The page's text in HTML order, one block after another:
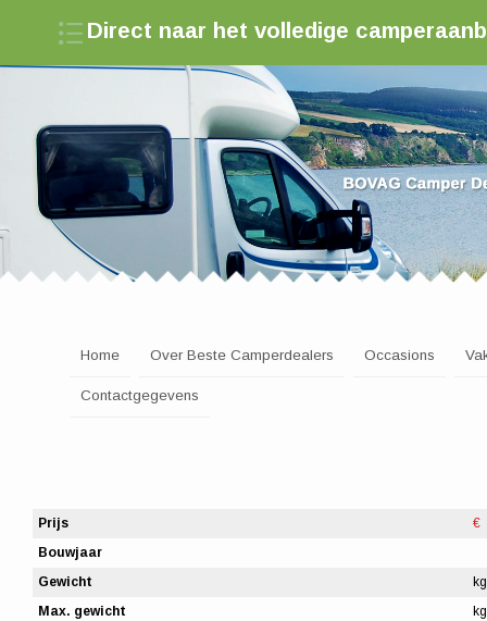
Direct naar het volledige
Zoek een camperdealer in Nederland
Home Over Beste Camperdealers Occasions
Contactgegevens
Prijs
€
Bouwjaar
Gewicht
kg
Max. gewicht
kg